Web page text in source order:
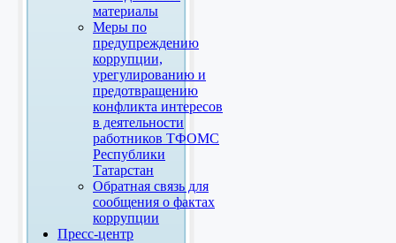
материалы
Меры по
предупреждению
коррупции,
урегулированию и
предотвращению
конфликта интересов
в деятельности
работников ТФОМС
Республики
Татарстан
Обратная связь для
сообщения о фактах
коррупции
Пресс-центр